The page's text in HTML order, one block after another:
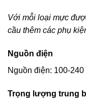
Với mỗi loại mực
cầu thêm các phụ
Nguồn điện
Nguồn điện: 100-
Trọng lượng trung